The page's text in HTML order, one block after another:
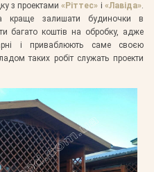
з проектами«Ріттес» і«Лавіда».
краще залишати будиночки в
багато коштів на обробку, адже
і приваблюють саме своєю
таких робіт служать проекти